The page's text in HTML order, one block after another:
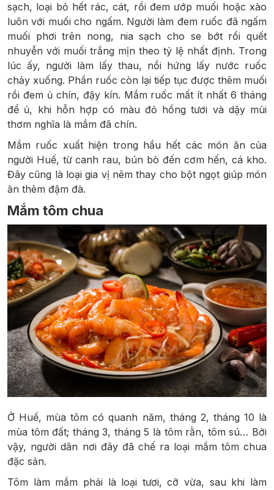
sạch, loại bỏ hết rác, cát, rồi đem ướp muối hoặc xào
luôn với muối cho ngấm. Người làm đem ruốc đã ngấm
muối phơi trên nong, nia sạch cho se bớt rồi quết
nhuyễn với muối trắng mịn theo tỷ lệ nhất định. Trong
lúc ấy, người làm lấy thau, nồi hứng lấy nước ruốc
chảy xuống. Phần ruốc còn lại tiếp tục được thêm muối
rồi đem ủ chín, đậy kín. Mắm ruốc mất ít nhất 6 tháng
để ủ, khi hỗn hợp có màu đỏ hồng tươi và dậy mùi
thơm nghĩa là mắm đã chín.
Mắm ruốc xuất hiện trong hầu hết các món ăn của
người Huế, từ canh rau, bún bò đến cơm hến, cá kho.
Đây cũng là loại gia vị nêm thay cho bột ngọt giúp món
ăn thêm đậm đà.
Mắm tôm chua
Ở Huế, mùa tôm có quanh năm, tháng 2, tháng 10 là
mùa tôm đất; tháng 3, tháng 5 là tôm rằn, tôm sú… Bởi
vậy, người dân nơi đây đã chế ra loại mắm tôm chua
đặc sản.
Tôm làm mắm phải là loại tươi, cỡ vừa, sau khi làm